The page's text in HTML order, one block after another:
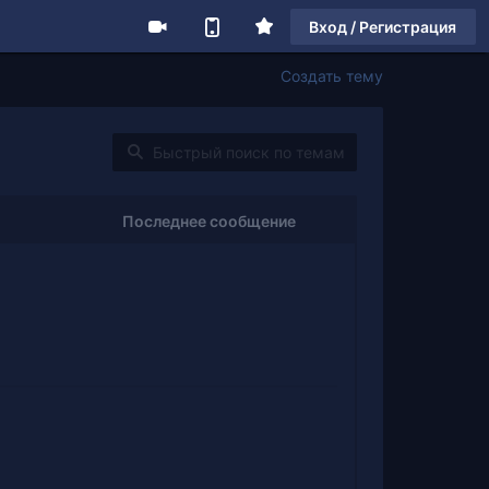
Вход / Регистрация
Создать тему
Последнее сообщение